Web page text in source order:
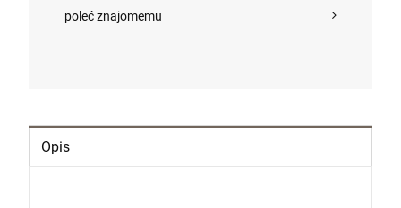
poleć znajomemu
Opis